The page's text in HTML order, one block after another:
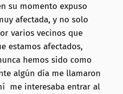
su momento expuso
afectada, y no solo
varios vecinos que
estamos afectados,
hemos sido como
algún día me llamaron
me interesaba entrar al